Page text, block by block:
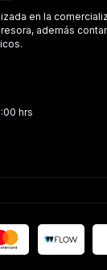
en la
además
hrs